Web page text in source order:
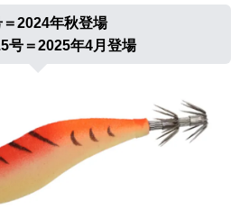
2024年秋登場
号＝2025年4月登場